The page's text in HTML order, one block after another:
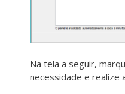
Na tela a seguir,
necessidade e realize